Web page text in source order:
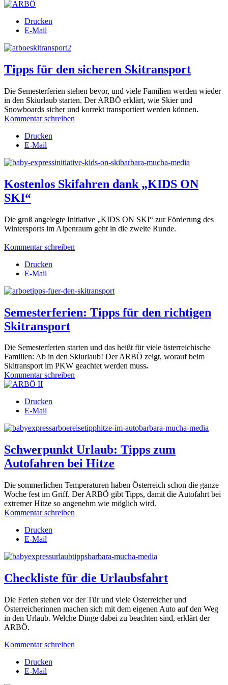
Drucken
E-Mail
Tipps für den sicheren Skitransport
Die Semesterferien stehen bevor, und viele Familien werden wieder
in den Skiurlaub starten. Der ARBÖ erklärt, wie Skier und
Snowboards sicher und korrekt transportiert werden können.
Kommentar schreiben
Drucken
E-Mail
Kostenlos Skifahren dank „KIDS ON
SKI“
Die groß angelegte Initiative „KIDS ON SKI“ zur Förderung des
Wintersports im Alpenraum geht in die zweite Runde.
Kommentar schreiben
Drucken
E-Mail
Semesterferien: Tipps für den richtigen
Skitransport
Die Semesterferien starten und das heißt für viele österreichische
Familien: Ab in den Skiurlaub! Der ARBÖ zeigt, worauf beim
Skitransport im PKW geachtet werden muss.
Kommentar schreiben
Drucken
E-Mail
Schwerpunkt Urlaub: Tipps zum
Autofahren bei Hitze
Die sommerlichen Temperaturen haben Österreich schon die ganze
Woche fest im Griff. Der ARBÖ gibt Tipps, damit die Autofahrt bei
extremer Hitze so angenehm wie möglich wird.
Kommentar schreiben
Drucken
E-Mail
Checkliste für die Urlaubsfahrt
Die Ferien stehen vor der Tür und viele Österreicher und
Österreicherinnen machen sich mit dem eigenen Auto auf den Weg
in den Urlaub. Welche Dinge dabei zu beachten sind, erklärt der
ARBÖ.
Kommentar schreiben
Drucken
E-Mail